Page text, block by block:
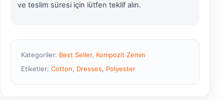
ve teslim süresi için lütfen teklif alın.
Kategoriler: Best Seller, Kompozit Zemin
Etiketler: Cotton, Dresses, Polyester